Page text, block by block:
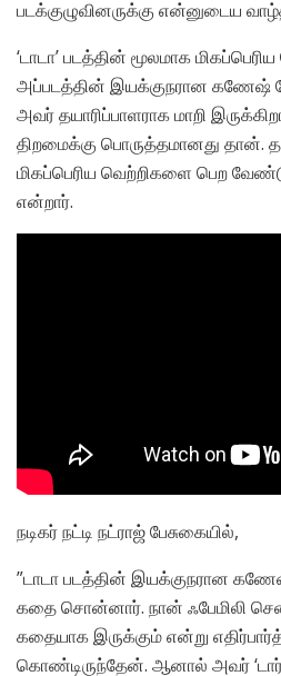
படக்குழுவினருக்கு என்னுடைய
‘டாடா’ படத்தின் மூலமாக
அப்படத்தின் இயக்குநரான கணேஷ்
அவர் தயாரிப்பாளராக மாறி
திறமைக்கு பொருத்தமானது தான்.
மிகப்பெரிய வெற்றிகளை பெற
என்றார்.
நடிகர் நட்டி நட்ராஜ் பேசுகையில்,
”டாடா படத்தின் இயக்குநரான
கதை சொன்னார். நான் ஃபேமிலி
கதையாக இருக்கும் என்று
கொண்டிருந்தேன். ஆனால் அவர்